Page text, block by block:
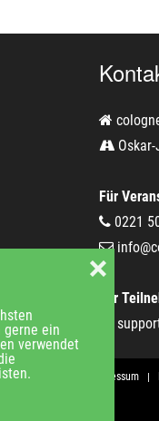
gerne ein
verwendet
❌
Für
0221
Für
Jobs Impressum